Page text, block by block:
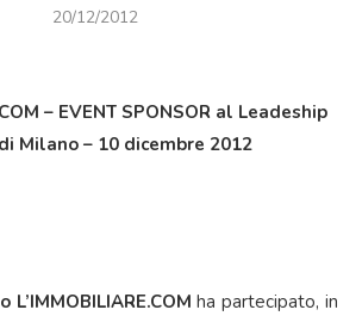
20/12/2012
– EVENT SPONSOR al Leadeship
Milano – 10 dicembre 2012
L’IMMOBILIARE.COM ha partecipato, in